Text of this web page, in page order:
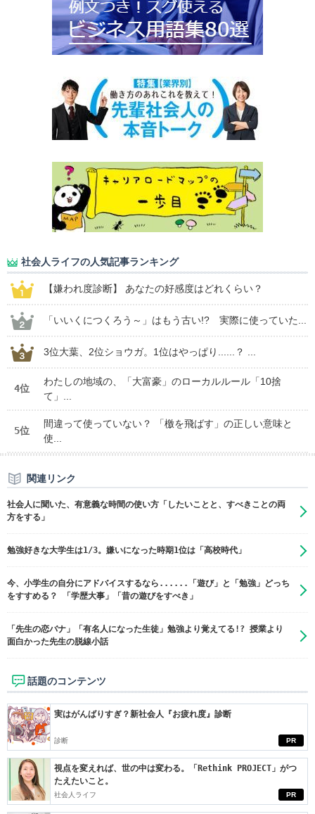
社会人ライフの人気記事ランキング
【嫌われ度診断】 あなたの好感度はどれくらい？
「いいくにつくろう～」はもう古い!? 実際に使っていた...
3位大葉、2位ショウガ。1位はやっぱり......？ ...
4位
わたしの地域の、「大富豪」のローカルルール「10捨
て」...
5位
間違って使っていない？ 「檄を飛ばす」の正しい意味と
使...
関連リンク
社会人に聞いた、有意義な時間の使い方「したいことと、すべきことの両
方をする」
勉強好きな大学生は1/3。嫌いになった時期1位は「高校時代」
今、小学生の自分にアドバイスするなら......「遊び」と「勉強」どっち
をすすめる？ 「学歴大事」「昔の遊びをすべき」
「先生の恋バナ」「有名人になった生徒」勉強より覚えてる!? 授業より
面白かった先生の脱線小話
話題のコンテンツ
PR
実はがんばりすぎ？新社会人『お疲れ度』診断
診断
PR
視点を変えれば、世の中は変わる。「Rethink PROJECT」がつ
たえたいこと。
社会人ライフ